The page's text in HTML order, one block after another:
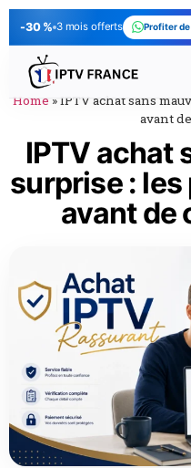
-30 % 3 mois offerts Profiter de
Home »IPTV achat sans
avant
IPTV achat
surprise :
avant de